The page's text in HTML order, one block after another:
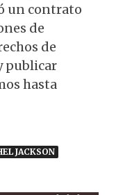
un contrato
de
de
publicar
hasta
JACKSON